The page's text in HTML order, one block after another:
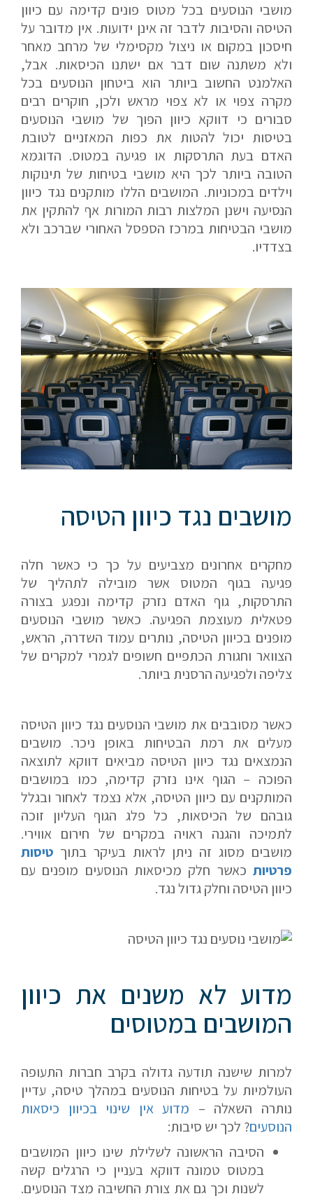
מושבי הנוסעים בכל מטוס פונים קדימה עם כיוון
הטיסה והסיבות לדבר זה אינן ידועות. אין מדובר על
חיסכון במקום או ניצול מקסימלי של מרחב מאחר
ולא משתנה שום דבר אם ישתנו הכיסאות. אבל,
האלמנט החשוב ביותר הוא ביטחון הנוסעים בכל
מקרה צפוי או לא צפוי מראש ולכן, חוקרים רבים
סבורים כי דווקא כיוון הפוך של מושבי הנוסעים
בטיסות יכול להטות את כפות המאזניים לטובת
האדם בעת התרסקות או פגיעה במטוס. הדוגמא
הטובה ביותר לכך היא מושבי בטיחות של תינוקות
וילדים במכוניות. המושבים הללו מותקנים נגד כיוון
הנסיעה וישנן המלצות רבות המורות אף להתקין את
מושבי הבטיחות במרכז הספסל האחורי שברכב ולא
בצדדיו.
מושבים נגד כיוון הטיסה
מחקרים אחרונים מצביעים על כך כי כאשר חלה
פגיעה בגוף המטוס אשר מובילה לתהליך של
התרסקות, גוף האדם נזרק קדימה ונפגע בצורה
פטאלית מעוצמת הפגיעה. כאשר מושבי הנוסעים
מופנים בכיוון הטיסה, נותרים עמוד השדרה, הראש,
הצוואר וחגורת הכתפיים חשופים לגמרי למקרים של
צליפה ולפגיעה הרסנית ביותר.
כאשר מסובבים את מושבי הנוסעים נגד כיוון הטיסה
מעלים את רמת הבטיחות באופן ניכר. מושבים
הנמצאים נגד כיוון הטיסה מביאים דווקא לתוצאה
הפוכה – הגוף אינו נזרק קדימה, כמו במושבים
המותקנים עם כיוון הטיסה, אלא נצמד לאחור ובגלל
גובהם של הכיסאות, כל פלג הגוף העליון זוכה
לתמיכה והגנה ראויה במקרים של חירום אווירי.
מושבים מסוג זה ניתן לראות בעיקר בתוך טיסות
פרטיות כאשר חלק מכיסאות הנוסעים מופנים עם
כיוון הטיסה וחלק גדול נגד.
מדוע לא משנים את כיוון
המושבים במטוסים
למרות שישנה תודעה גדולה בקרב חברות התעופה
העולמיות על בטיחות הנוסעים במהלך טיסה, עדיין
נותרה השאלה – מדוע אין שינוי בכיוון כיסאות
הנוסעים? לכך יש סיבות:
הסיבה הראשונה לשלילת שינו כיוון המושבים
במטוס טמונה דווקא בעניין כי הרגלים קשה
לשנות וכך גם את צורת החשיבה מצד הנוסעים.